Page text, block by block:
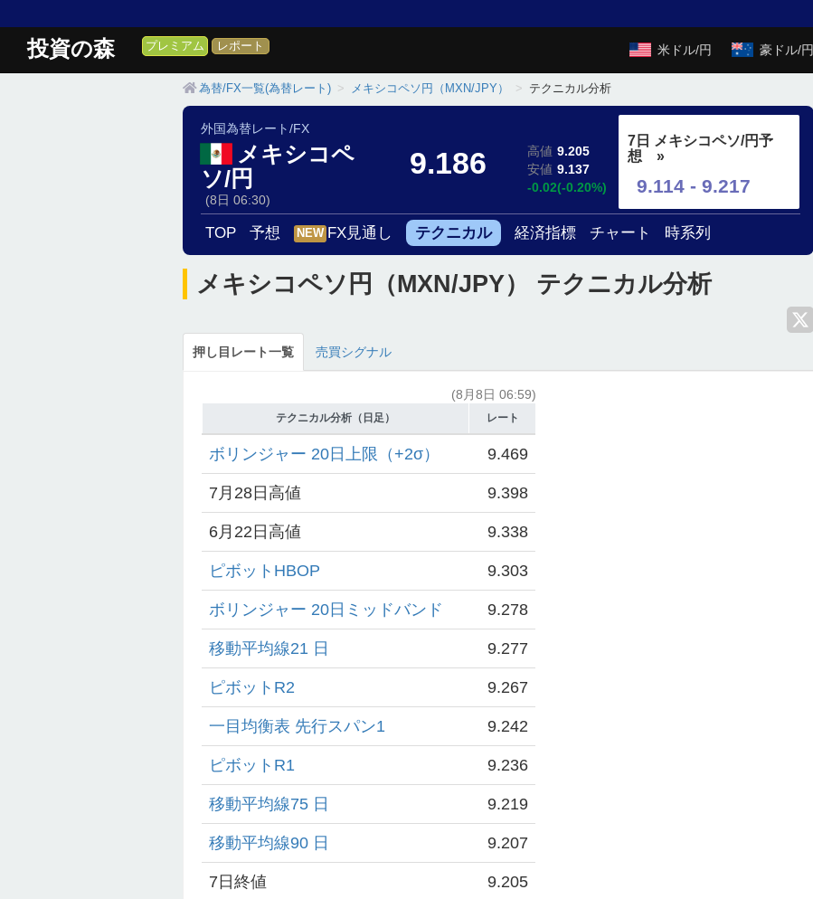
投資の森 プレミアム レポート 米ドル/円 豪ドル/円
為替/FX一覧(為替レート) メキシコペソ円（MXN/JPY） テクニカル分析
外国為替レート/FX
メキシコペ
ソ/円
(8日 06:30)
9.186 高値 9.205
安値 9.137
-0.02(-0.20%)
7日 メキシコペソ/円予
想 »
9.114 - 9.217
TOP 予想 NEW FX見通し テクニカル 経済指標 チャート 時系列
メキシコペソ円（MXN/JPY） テクニカル分析
押し目レート一覧 売買シグナル
(8月8日 06:59)
テクニカル分析（日足） レート
ボリンジャー 20日上限（+2σ） 9.469
7月28日高値 9.398
6月22日高値 9.338
ピボットHBOP 9.303
ボリンジャー 20日ミッドバンド 9.278
移動平均線21 日 9.277
ピボットR2 9.267
一目均衡表 先行スパン1 9.242
ピボットR1 9.236
移動平均線75 日 9.219
移動平均線90 日 9.207
7日終値 9.205